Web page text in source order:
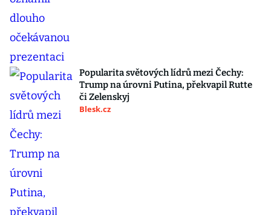
Popularita světových lídrů mezi Čechy:
Trump na úrovni Putina, překvapil Rutte
či Zelenskyj
Blesk.cz